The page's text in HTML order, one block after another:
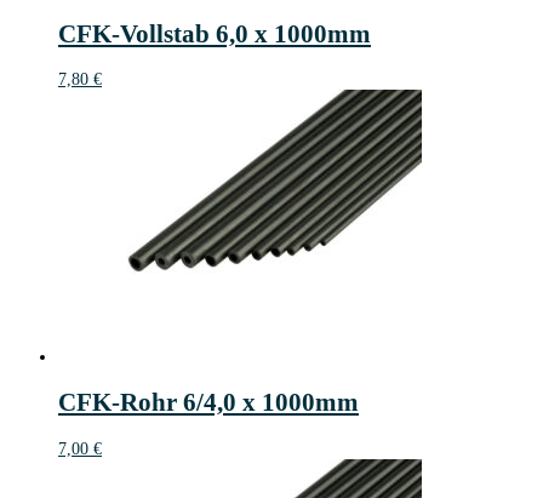
CFK-Vollstab 6,0 x 1000mm
7,80 €
CFK-Rohr 6/4,0 x 1000mm
7,00 €